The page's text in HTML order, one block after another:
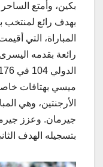
بكين، وأمتع
المباراة، التي
رائعة بقدمه
ميسي بهتافات
الأرجنتين، وهي
جيرمان. وعزز
بتسجيله الهدف